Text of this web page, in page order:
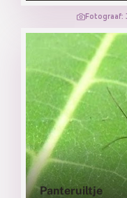
Fotograaf:
Panteruiltje